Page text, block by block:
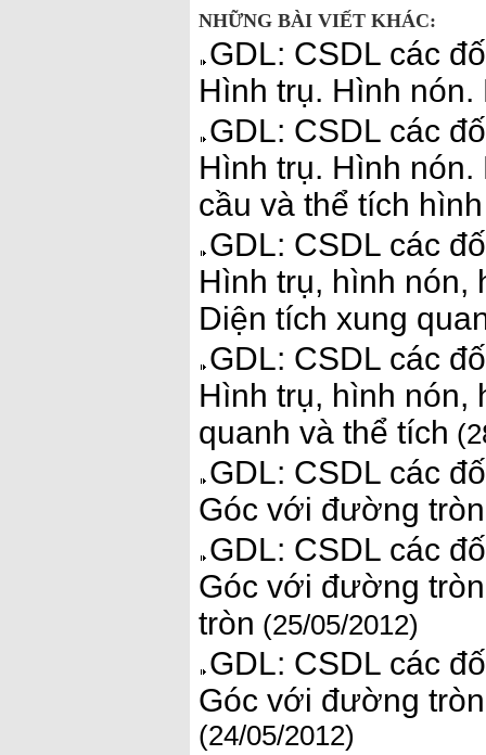
NHỮNG BÀI VIẾT KHÁC:
GDL: CSDL các
Hình trụ. Hình
GDL: CSDL các
Hình trụ. Hình
cầu và thể tích
GDL: CSDL các
Hình trụ, hình nón,
Diện tích xung
GDL: CSDL các
Hình trụ, hình nón,
quanh và thể tích
GDL: CSDL các
Góc với đường
GDL: CSDL các
Góc với đường
tròn (25/05/2012)
GDL: CSDL các
Góc với đường
(24/05/2012)